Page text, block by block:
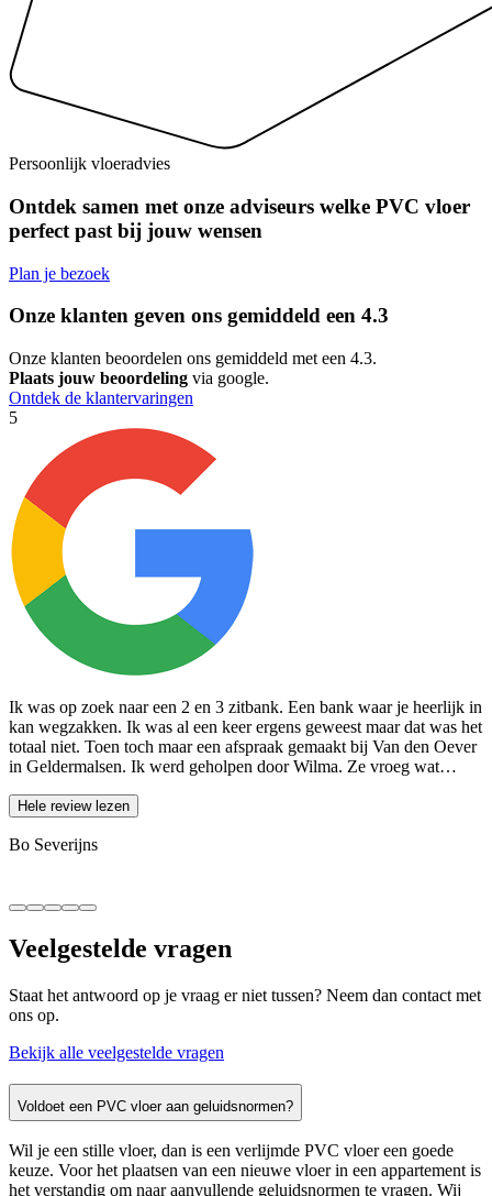
Persoonlijk vloeradvies
Ontdek samen met onze adviseurs welke PVC vloer
perfect past bij jouw wensen
Plan je bezoek
Onze klanten geven ons gemiddeld een 4.3
Onze klanten beoordelen ons gemiddeld met een 4.3.
Plaats jouw beoordeling via google.
Ontdek de klantervaringen
5
Ik was op zoek naar een 2 en 3 zitbank. Een bank waar je heerlijk in
kan wegzakken. Ik was al een keer ergens geweest maar dat was het
totaal niet. Toen toch maar een afspraak gemaakt bij Van den Oever
in Geldermalsen. Ik werd geholpen door Wilma. Ze vroeg wat…
Hele review lezen
Bo Severijns
Veelgestelde vragen
Staat het antwoord op je vraag er niet tussen? Neem dan contact met
ons op.
Bekijk alle veelgestelde vragen
Voldoet een PVC vloer aan geluidsnormen?
Wil je een stille vloer, dan is een verlijmde PVC vloer een goede
keuze. Voor het plaatsen van een nieuwe vloer in een appartement is
het verstandig om naar aanvullende geluidsnormen te vragen. Wij